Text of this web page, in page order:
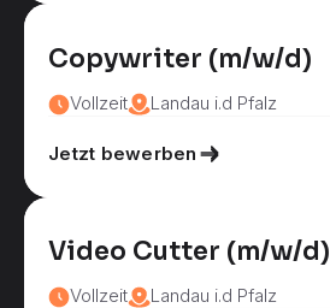
Copywriter (m/w/d)
Vollzeit Landau i.d Pfalz
Jetzt bewerben
Video Cutter (m/w/d)
Vollzeit Landau i.d Pfalz